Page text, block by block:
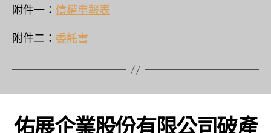
附件一： 債權申報表
附件二： 委託書
佑展企業股份有限公司破產